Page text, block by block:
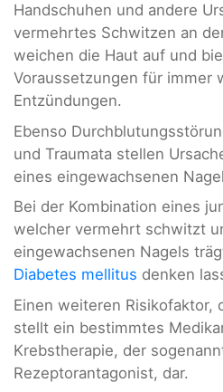
Handschuhen und andere
vermehrtes Schwitzen an
weichen die Haut auf und
Voraussetzungen für immer
Entzündungen.
Ebenso
und Traumata stellen
eines eingewachsenen
Bei der Kombination eines
welcher vermehrt schwitzt
eingewachsenen Nagels
Diabetes mellitus denken
Einen weiteren Risikofaktor,
stellt ein bestimmtes
Krebstherapie, der
Rezeptorantagonist, dar.